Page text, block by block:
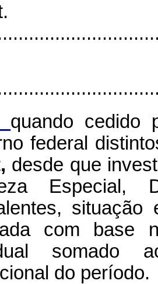
quando cedido
federal
desde que
Especial,
com base
somado
do período.